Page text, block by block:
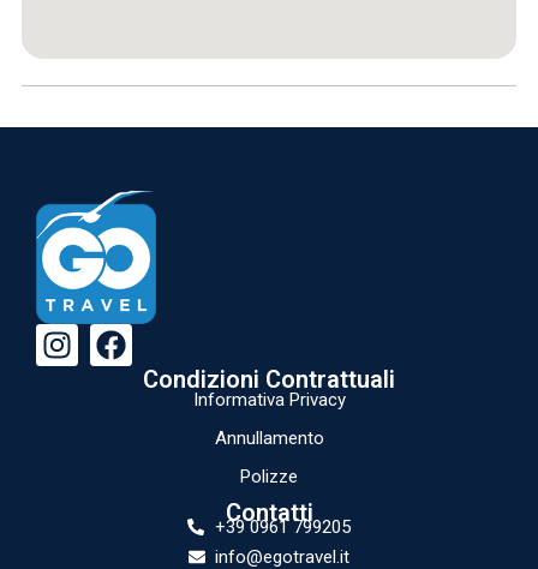
Condizioni Contrattuali
Informativa Privacy
Annullamento
Polizze
Contatti
+39 0961 799205
info@egotravel.it